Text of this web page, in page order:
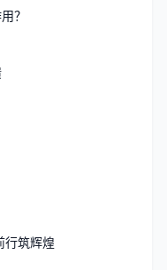
？
行筑辉煌